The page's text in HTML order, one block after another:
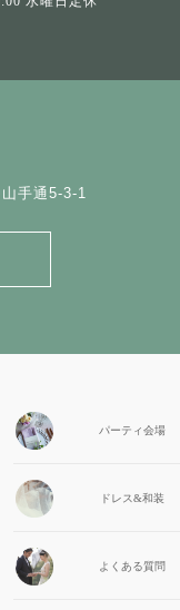
手通5-3-1
パーティ会場
ドレス&和装
よくある質問